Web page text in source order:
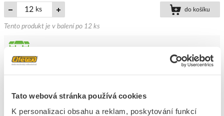
Tato webová stránka používá cookies
K personalizaci obsahu a reklam, poskytování funkcí
ks do košíku
Tento produkt je v balení po 12 ks
15